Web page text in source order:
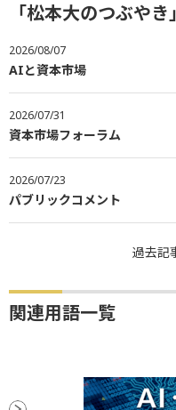
「松本大のつぶや
2026/08/07
AIと資本市場
2026/07/31
資本市場フォーラム
2026/07/23
パブリックコメント
過去記
関連用語一覧